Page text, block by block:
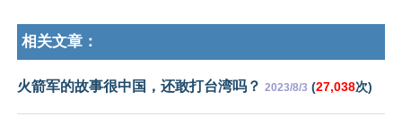
相关文章：
火箭军的故事很中国，还敢打台湾吗？ 2023/8/3 (27,038次)